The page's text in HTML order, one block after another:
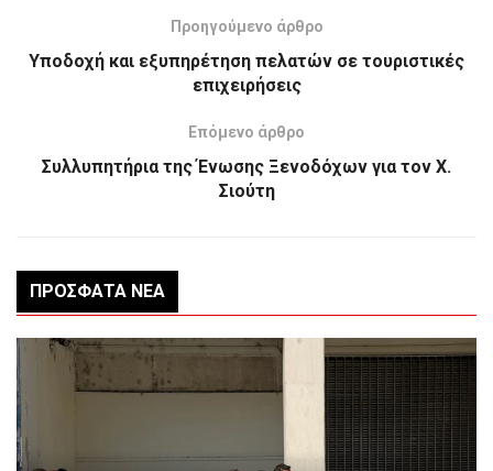
Προηγούμενο άρθρο
Υποδοχή και εξυπηρέτηση πελατών σε τουριστικές
επιχειρήσεις
Επόμενο άρθρο
Συλλυπητήρια της Ένωσης Ξενοδόχων για τον Χ.
Σιούτη
ΠΡΌΣΦΑΤΑ ΝΈΑ